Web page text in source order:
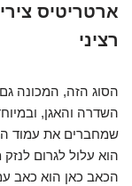
ארטריטיס
רציני
הסוג הזה, המכונה
שמחברים את עמוד
הוא עלול לגרום
הכאב כאן הוא כאב